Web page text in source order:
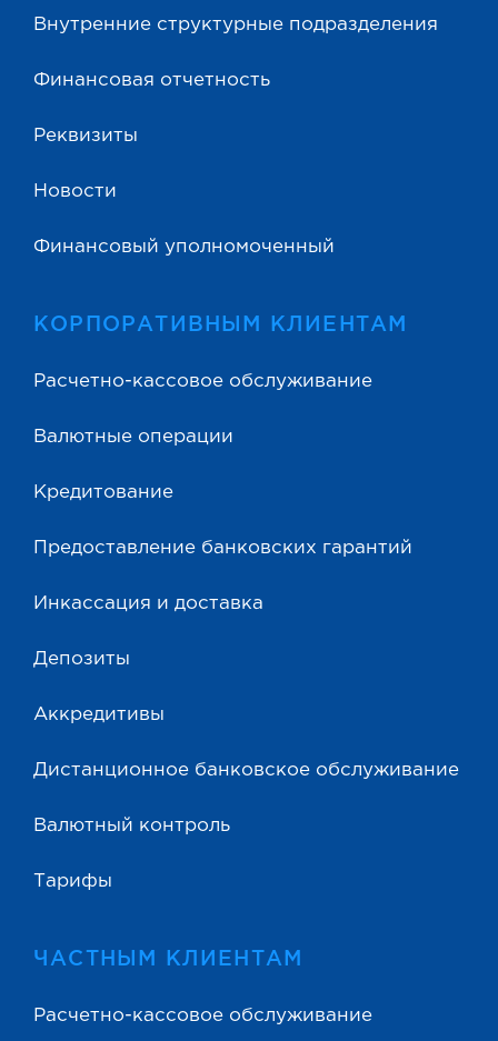
Внутренние структурные подразделения
Финансовая отчетность
Реквизиты
Новости
Финансовый уполномоченный
КОРПОРАТИВНЫМ КЛИЕНТАМ
Расчетно-кассовое обслуживание
Валютные операции
Кредитование
Предоставление банковских гарантий
Инкассация и доставка
Депозиты
Аккредитивы
Дистанционное банковское обслуживание
Валютный контроль
Тарифы
ЧАСТНЫМ КЛИЕНТАМ
Расчетно-кассовое обслуживание